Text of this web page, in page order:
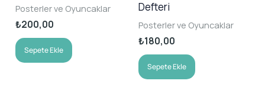
Posterler ve Oyuncaklar
₺200,00
Sepete Ekle
Defteri
Posterler ve Oyuncaklar
₺180,00
Sepete Ekle